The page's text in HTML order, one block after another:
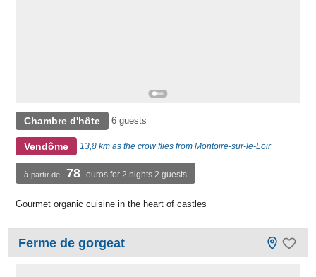
Chambre d'hôte 6 guests
Vendôme 13,8 km as the crow flies from Montoire-sur-le-Loir
à partir de 78 euros for 2 nights 2 guests
Gourmet organic cuisine in the heart of castles
Ferme de gorgeat